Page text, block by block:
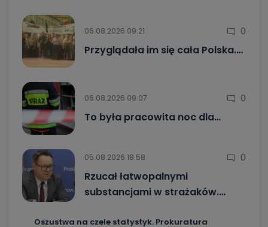
06.08.2026 09:21 0
Przyglądała im się cała Polska.…
06.08.2026 09:07 0
To była pracowita noc dla…
05.08.2026 18:58 0
Rzucał łatwopalnymi
substancjami w strażaków.…
Oszustwa na czele statystyk. Prokuratura